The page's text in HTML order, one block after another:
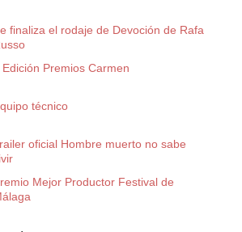
finaliza el rodaje de Devoción de Rafa
Edición Premios Carmen
técnico
oficial Hombre muerto no sabe
Mejor Productor Festival de